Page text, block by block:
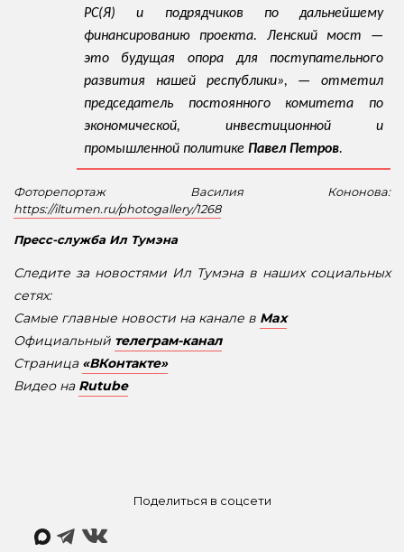
РС(Я) и подрядчиков по дальнейшему
финансированию проекта. Ленский мост —
это будущая опора для поступательного
развития нашей республики», — отметил
председатель постоянного комитета по
экономической, инвестиционной и
промышленной политике Павел Петров.
Фоторепортаж Василия Кононова:
https://iltumen.ru/photogallery/1268
Пресс-служба Ил Тумэна
Следите за новостями Ил Тумэна в наших социальных
сетях:
Самые главные новости на канале в Max
Официальный телеграм-канал
Страница «ВКонтакте»
Видео на Rutube
Поделиться в соцсети